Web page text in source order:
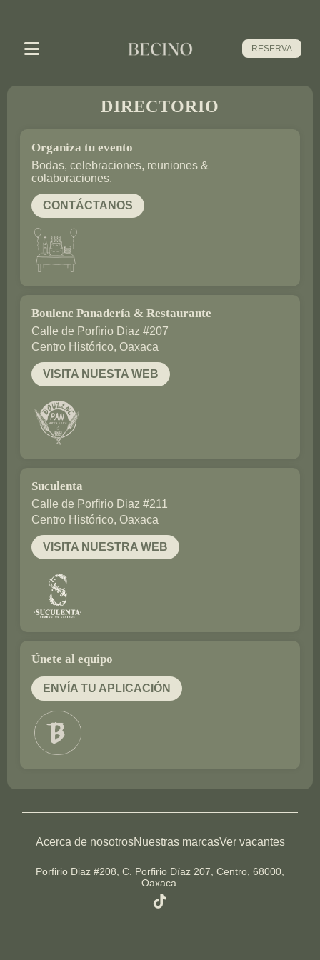
RESERVA
DIRECTORIO
Organiza tu evento
Bodas, celebraciones, reuniones &
colaboraciones.
CONTÁCTANOS
Boulenc Panadería & Restaurante
Calle de Porfirio Diaz #207
Centro Histórico, Oaxaca
VISITA NUESTA WEB
Suculenta
Calle de Porfirio Diaz #211
Centro Histórico, Oaxaca
VISITA NUESTRA WEB
Únete al equipo
ENVÍA TU APLICACIÓN
Acerca de nosotrosNuestras marcasVer vacantes
Porfirio Diaz #208, C. Porfirio Díaz 207, Centro, 68000,
Oaxaca.